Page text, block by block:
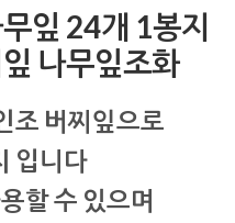
잎 24개 1봉지
나무잎조화
조 버찌잎으로
입니다
할 수 있으며